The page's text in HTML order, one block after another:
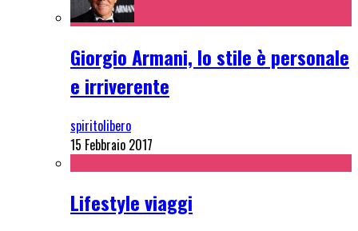
Giorgio Armani, lo stile è personale
e irriverente
spiritolibero
15 Febbraio 2017
Lifestyle viaggi